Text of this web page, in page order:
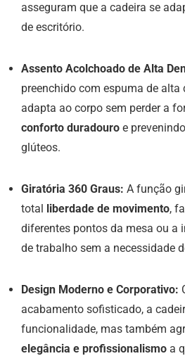
asseguram que a cadeira se
de escritório.
Assento Acolchoado de Alta
preenchido com espuma de alta
adapta ao corpo sem perder a
conforto duradouro e
glúteos.
Giratória 360 Graus: A função
total liberdade de movimento,
diferentes pontos da mesa ou a
de trabalho sem a necessidade
Design Moderno e Corporativo:
acabamento sofisticado, a
funcionalidade, mas também
elegância e profissionalismo a